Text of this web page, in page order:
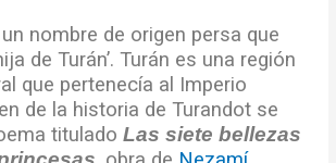
nombre de origen persa que
de Turán’. Turán es una región
que pertenecía al Imperio
de la historia de Turandot se
tituladoLas siete bellezas